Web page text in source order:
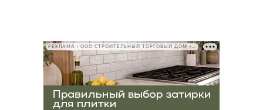
РЕКЛАМА • ООО СТРОИТЕЛЬНЫЙ ТОРГОВЫЙ ДОМ «ПЕТРОВИЧ», ИНН 7802348846